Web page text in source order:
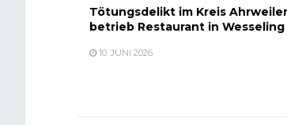
Tötungsdelikt im Kreis
betrieb Restaurant in Wesseling
10. JUNI 2026